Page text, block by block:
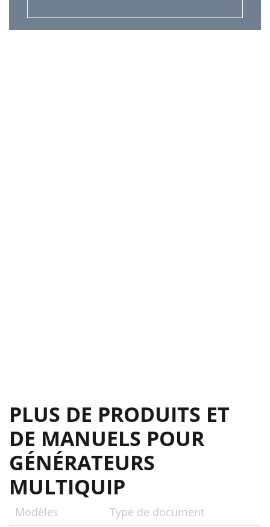
PLUS DE PRODUITS ET
DE MANUELS POUR
GÉNÉRATEURS
MULTIQUIP
Modèles Type de document